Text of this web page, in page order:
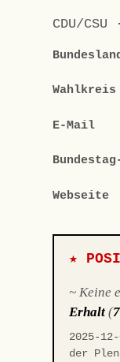
CDU/
Wahlkreis
E-Mail
Webseite
★
~ Keine
Erhalt (
2025-
der